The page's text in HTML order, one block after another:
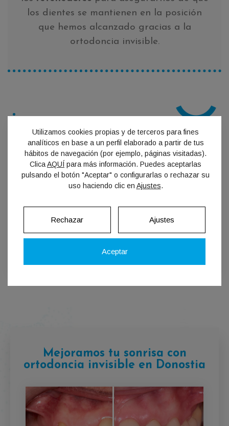
los dientes se mantienen en la posición
que hemos alcanzado gracias a la
ortodoncia invisible.
RECUERDA:
Al tratarse de un sistema removible, los
alineadores pueden retirarse para
comer o cepillarse los dientes con
tratamiento evolucione según lo
Mejoramos tu sonrisa con
ortodoncia invisible en Donostia
Utilizamos cookies propias y de terceros para fines
analíticos en base a un perfil elaborado a partir de tus
hábitos de navegación (por ejemplo, páginas visitadas).
ClicaAQUÍ para más información. Puedes aceptarlas
pulsando el botón "Aceptar" o configurarlas o rechazar su
uso haciendo clic en Ajustes.
Aceptar
Rechazar Ajustes